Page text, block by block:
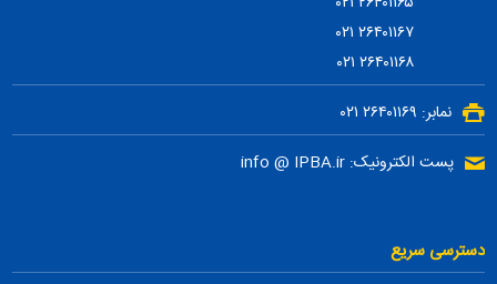
۲۶۴۰۱۱۶۷ ۰۲۱
۲۶۴۰۱۱۶۸ ۰۲۱
نمابر: ۲۶۴۰۱۱۶۹ ۰۲۱
پست الکترونیک: info @ IPBA.ir
دسترسی سریع